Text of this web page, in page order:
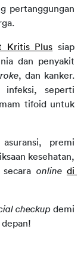
pertanggungan
Kritis Plus siap
dan penyakit
, dan kanker.
seperti
tifoid untuk
premi
kesehatan,
online di
checkup demi